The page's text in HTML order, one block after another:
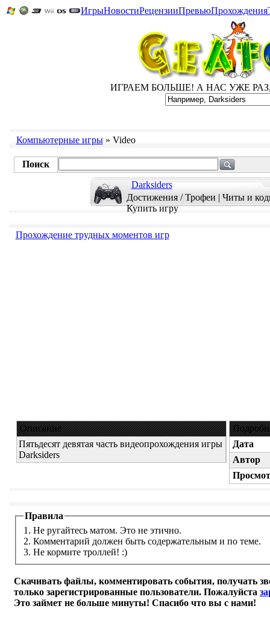
ИгрыНовостиРецензииПревьюПрохождения
ИГРАЕМ БОЛЬШЕ! А НАС УЖЕ РАЗ,
Компьютерные игры» Video
Поиск
Darksiders
Достижения / Трофеи | Читы и
Купить игру
Прохождение трудных моментов игр
Описание
Пятьдесят девятая часть видеопрохождения игры
Darksiders
Дата
Автор
Правила
1. Не ругайтесь матом. Это не этично.
2. Комментарий должен быть содержательным и по теме.
3. Не кормите троллей! :)
Скачивать файлы, комментировать события, получать
только зарегистрированные пользователи. Пожалуйста
Это займет не больше минуты! Спасибо что вы с нами!